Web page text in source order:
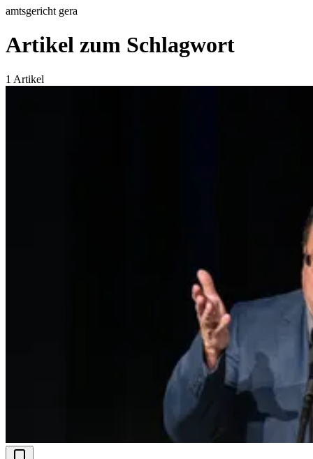
amtsgericht gera
Artikel zum Schlagwort
1 Artikel